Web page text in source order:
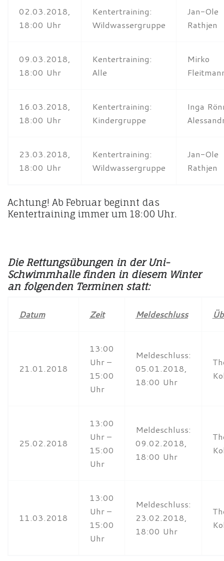
02.03.2018,
18:00 Uhr
Kentertraining:
Wildwassergruppe
Jan-Ole
Rathjen
09.03.2018,
18:00 Uhr
Kentertraining:
Alle
Mirko
16.03.2018,
18:00 Uhr
Kentertraining:
Kindergruppe
Inga
23.03.2018,
18:00 Uhr
Kentertraining:
Wildwassergruppe
Jan-Ole
Rathjen
Achtung! Ab Februar beginnt das
Kentertraining immer um 18:00 Uhr.
Die Rettungsübungen in der Uni-
Schwimmhalle finden in diesem Winter
an folgenden Terminen statt:
Datum Zeit Meldeschluss
21.01.2018
13:00
Uhr –
15:00
Uhr
Meldeschluss:
05.01.2018,
18:00 Uhr
25.02.2018
13:00
Uhr –
15:00
Uhr
Meldeschluss:
09.02.2018,
18:00 Uhr
11.03.2018
13:00
Uhr –
15:00
Uhr
Meldeschluss:
23.02.2018,
18:00 Uhr